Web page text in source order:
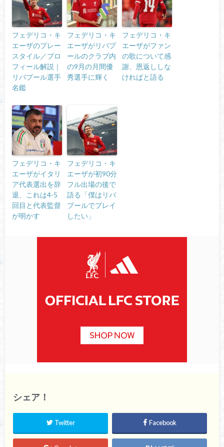
フェデリコ・キ
エーザのプレー
スタイル／プロ
フィール解説｜
リバプール選手
名鑑
フェデリコ・キ
エーザがリバプ
ールのクラブ内
の9月の月間優
秀選手に輝く
フェデリコ・キ
エーザがファン
の歌について感
謝、恩返ししな
ければと語る
フェデリコ・キ
エーザがイタリ
ア代表選出を辞
退、これは4-5
回目と代表監督
が明かす
フェデリコ・キ
エーザが初90分
フル出場の後で
語る「僕はリバ
プールでプレイ
したい」
シェア！
Twitter Facebook